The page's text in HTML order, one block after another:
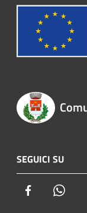
SEGUICI SU
Facebook